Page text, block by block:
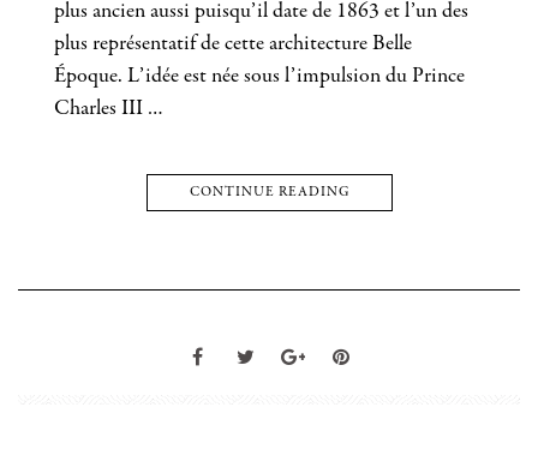
plus ancien aussi puisqu’il date de 1863 et l’un des
plus représentatif de cette architecture Belle
Époque. L’idée est née sous l’impulsion du Prince
Charles III …
CONTINUE READING